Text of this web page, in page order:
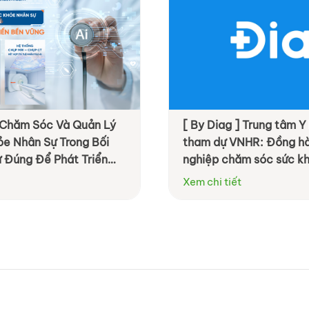
] Trung tâm Y khoa DIAG
VNHR: Đồng hành cùng doanh
chăm sóc sức khỏe nhân viên
và hiệu quả hơn
tiết
[ By Livwell ]
định nghĩa
Hệ sinh thái
Xem chi tiết